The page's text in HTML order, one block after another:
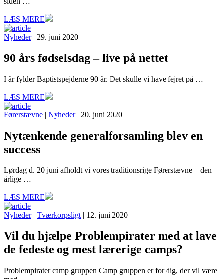
LÆS MERE
Nyheder| 29. juni 2020
90 års fødselsdag – live på nettet
I år fylder Baptistspejderne 90 år. Det skulle vi have fejret på …
LÆS MERE
Førerstævne | Nyheder| 20. juni 2020
Nytænkende generalforsamling blev en
success
Lørdag d. 20 juni afholdt vi vores traditionsrige Førerstævne – den
årlige …
LÆS MERE
Nyheder| Tværkorpsligt | 12. juni 2020
Vil du hjælpe Problempirater med at lave
de fedeste og mest lærerige camps?
Problempirater camp gruppen Camp gruppen er for dig, der vil være